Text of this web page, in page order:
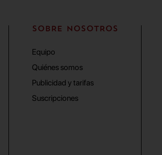
SOBRE NOSOTROS
Equipo
Quiénes somos
Publicidad y tarifas
Suscripciones